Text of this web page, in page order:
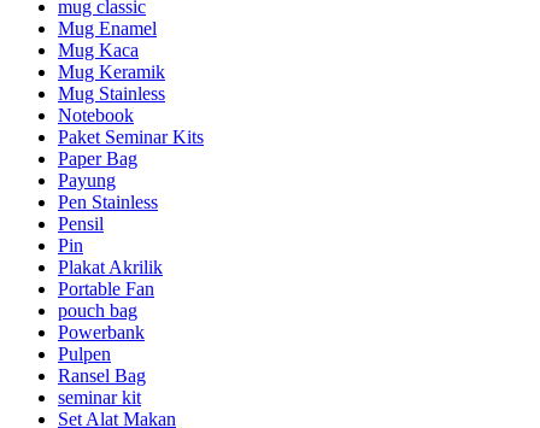
mug classic
Mug Enamel
Mug Kaca
Mug Keramik
Mug Stainless
Notebook
Paket Seminar Kits
Paper Bag
Payung
Pen Stainless
Pensil
Pin
Plakat Akrilik
Portable Fan
pouch bag
Powerbank
Pulpen
Ransel Bag
seminar kit
Set Alat Makan